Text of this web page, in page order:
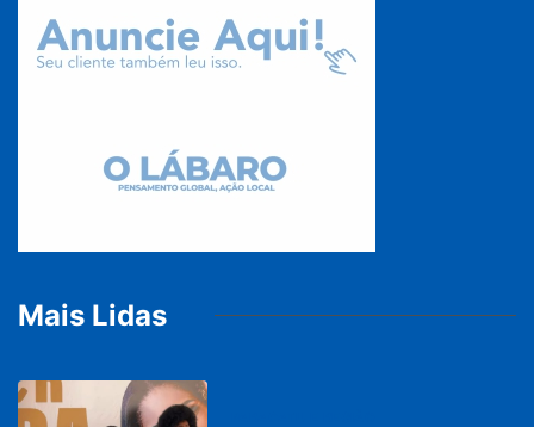
Mais Lidas